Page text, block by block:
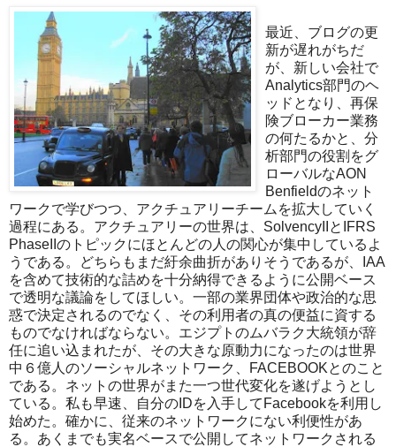
最近、ブログの更
新が遅れがちだ
が、新しい会社で
Analytics部門のヘ
ッドとなり、再保
険ブローカー業務
の何たるかと、分
析部門の役割をグ
ローバルなAON
Benfieldのネット
ワークで学びつつ、アクチュアリーチームを拡大していく
過程にある。アクチュアリーの世界は、SolvencyIIとIFRS
PhaseIIのトピックにほとんどの人の関心が集中しているよ
うである。どちらもまだ紆余曲折がありそうであるが、IAA
を含めて技術的な詰めを十分納得できるように公開ベース
で透明な議論をしてほしい。一部の業界団体や政治的な思
惑で決定されるのでなく、その利用者の真の便益に資する
ものでなければならない。エジプトのムバラク大統領が辞
任に追い込まれたが、その大きな原動力になったのは世界
中６億人のソーシャルネットワーク、FACEBOOKとのこと
である。ネットの世界がまた一つ世代変化を遂げようとし
ている。私も早速、自分のIDを入手してFacebookを利用し
始めた。確かに、従来のネットワークにない利便性があ
る。あくまでも実名ベースで公開してネットワークされる